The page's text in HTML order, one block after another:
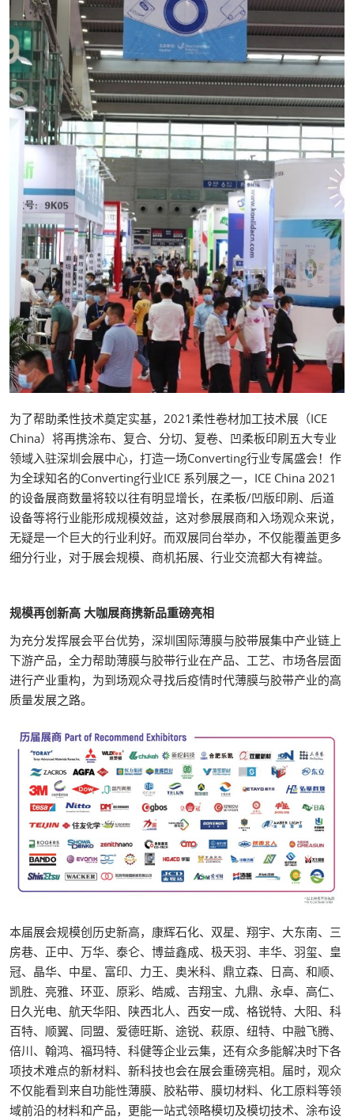
为了帮助柔性技术奠定实基，2021柔性卷材加工技术展（ICE
China）将再携涂布、复合、分切、复卷、凹柔板印刷五大专业
领域入驻深圳会展中心，打造一场Converting行业专属盛会！作
为全球知名的Converting行业ICE 系列展之一，ICE China 2021
的设备展商数量将较以往有明显增长，在柔板/凹版印刷、后道
设备等将行业能形成规模效益，这对参展展商和入场观众来说，
无疑是一个巨大的行业利好。而双展同台举办，不仅能覆盖更多
细分行业，对于展会规模、商机拓展、行业交流都大有裨益。
规模再创新高 大咖展商携新品重磅亮相
为充分发挥展会平台优势，深圳国际薄膜与胶带展集中产业链上
下游产品，全力帮助薄膜与胶带行业在产品、工艺、市场各层面
进行产业重构，为到场观众寻找后疫情时代薄膜与胶带产业的高
质量发展之路。
本届展会规模创历史新高，康辉石化、双星、翔宇、大东南、三
房巷、正中、万华、泰仑、博益鑫成、极天羽、丰华、羽玺、皇
冠、晶华、中星、富印、力王、奥米科、鼎立森、日高、和顺、
凯胜、亮雅、环亚、原彩、皓威、吉翔宝、九鼎、永卓、高仁、
日久光电、航天华阳、陕西北人、西安一成、格锐特、大阳、科
百特、顺翼、同盟、爱德旺斯、途锐、萩原、纽特、中融飞腾、
倍川、翰鸿、福玛特、科健等企业云集，还有众多能解决时下各
项技术难点的新材料、新科技也会在展会重磅亮相。届时，观众
不仅能看到来自功能性薄膜、胶粘带、膜切材料、化工原料等领
域前沿的材料和产品，更能一站式领略模切及模切技术、涂布设